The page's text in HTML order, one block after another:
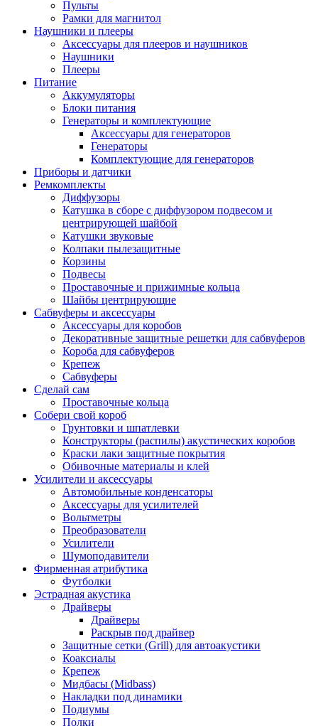
Пульты
Рамки для магнитол
Наушники и плееры
Аксессуары для плееров и наушников
Наушники
Плееры
Питание
Аккумуляторы
Блоки питания
Генераторы и комплектующие
Аксессуары для генераторов
Генераторы
Комплектующие для генераторов
Приборы и датчики
Ремкомплекты
Диффузоры
Катушка в сборе с диффузором подвесом и
центрирующей шайбой
Катушки звуковые
Колпаки пылезащитные
Корзины
Подвесы
Проставочные и прижимные кольца
Шайбы центрирующие
Сабвуферы и аксессуары
Аксессуары для коробов
Декоративные защитные решетки для сабвуферов
Короба для сабвуферов
Крепеж
Сабвуферы
Сделай сам
Проставочные кольца
Собери свой короб
Грунтовки и шпатлевки
Конструкторы (распилы) акустических коробов
Краски лаки защитные покрытия
Обивочные материалы и клей
Усилители и аксессуары
Автомобильные конденсаторы
Аксессуары для усилителей
Вольтметры
Преобразователи
Усилители
Шумоподавители
Фирменная атрибутика
Футболки
Эстрадная акустика
Драйверы
Драйверы
Раскрыв под драйвер
Защитные сетки (Grill) для автоакустики
Коаксиалы
Крепеж
Мидбасы (Midbass)
Накладки под динамики
Подиумы
Полки